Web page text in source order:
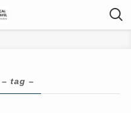
– tag –